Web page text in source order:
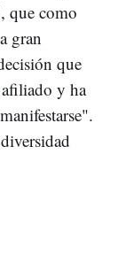
que como
gran
que
y ha